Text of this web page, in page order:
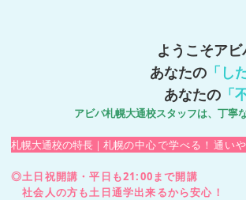
ようこそアビ
あなたの 「し
あなたの 「
アビバ札幌大通校スタッフは、丁寧
札幌大通校の特長｜札幌の中心で学べる！通いや
◎土日祝開講・平日も21:00まで開講
社会人の方も土日通学出来るから安心！